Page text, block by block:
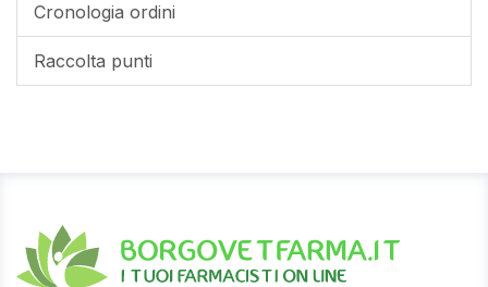
Cronologia ordini
Raccolta punti